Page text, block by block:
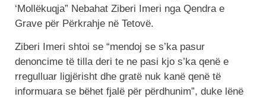
‘Mollëkuqja” Nebahat Ziberi Imeri nga Qendra e
Grave për Përkrahje në Tetovë.
Ziberi Imeri shtoi se “mendoj se s’ka pasur
denoncime të tilla deri te ne pasi kjo s’ka qenë e
rregulluar ligjërisht dhe gratë nuk kanë qenë të
informuara se bëhet fjalë për përdhunim”, duke lënë